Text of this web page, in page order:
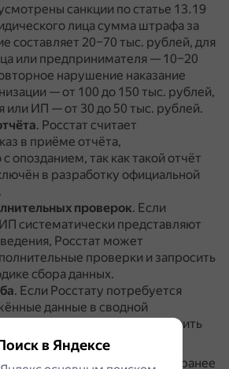
санкции по статье 13.19
лица сумма штрафа за
составляет 20–70 тыс. рублей, для
или предпринимателя — 10–20
нарушение наказание
— от 100 до 150 тыс. рублей,
или ИП — от 30 до 50 тыс. рублей.
. Росстат считает
в приёме отчёта,
опозданием, так как такой отчёт
в разработку официальной
проверок. Если
систематически представляют
Росстат может
проверки и запросить
сбора данных.
. Если Росстату потребуется
данные в сводной
или ИП придётся возместить
риски, рекомендуется заранее
в Яндексе